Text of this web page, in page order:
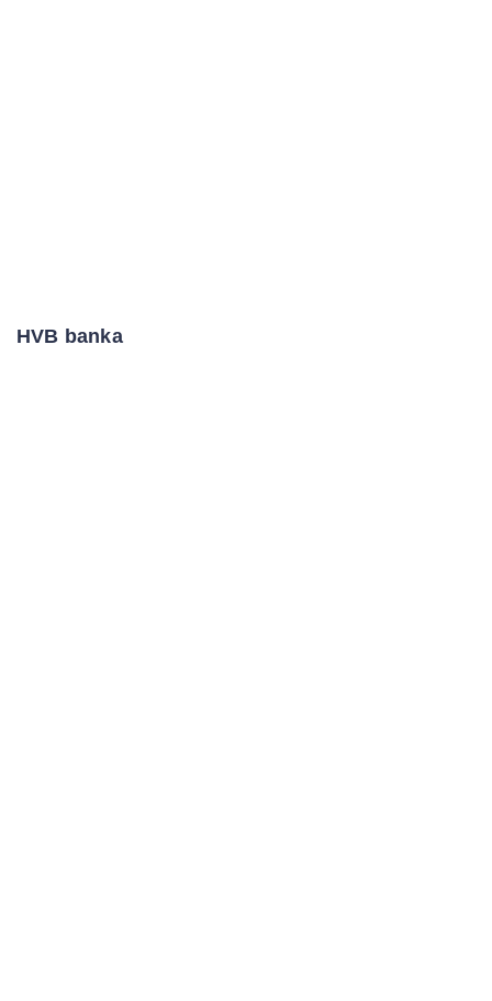
HVB banka